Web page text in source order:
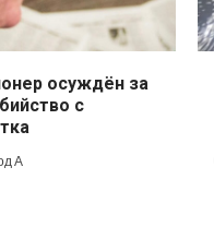
осуждён за
с
А